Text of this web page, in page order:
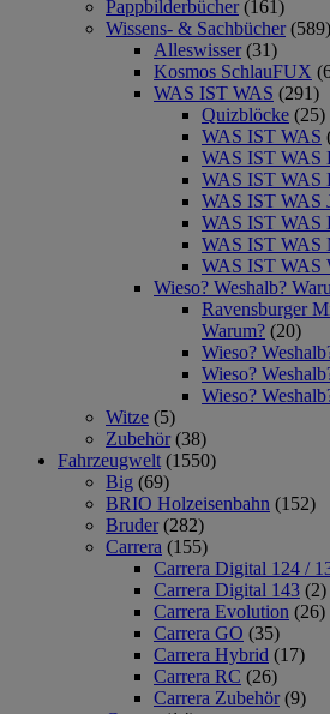
Pappbilderbücher (161)
Wissens- & Sachbücher (589)
Alleswisser (31)
Kosmos SchlauFUX
WAS IST WAS (291)
Quizblöcke (25)
WAS IST WAS
WAS IST WAS
WAS IST WAS
WAS IST WAS
WAS IST WAS
WAS IST WAS
WAS IST WAS
Wieso? Weshalb?
Ravensburger
Warum? (20)
Wieso?
Wieso?
Wieso?
Witze (5)
Zubehör (38)
Fahrzeugwelt (1550)
Big (69)
BRIO Holzeisenbahn (152)
Bruder (282)
Carrera (155)
Carrera Digital 124 /
Carrera Digital 143 (2)
Carrera Evolution (26)
Carrera GO (35)
Carrera Hybrid (17)
Carrera RC (26)
Carrera Zubehör (9)